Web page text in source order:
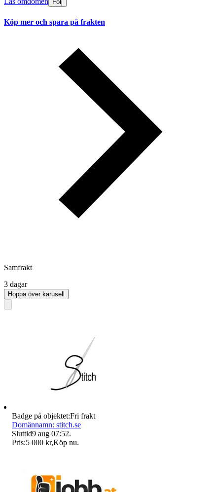
Följ
Köp mer och spara på frakten
Samfrakt
3 dagar
Hoppa över karusell
Badge på objektet:Fri frakt
Domännamn: stitch.se
Sluttid9 aug 07:52.
Pris:5 000 kr,Köp nu.